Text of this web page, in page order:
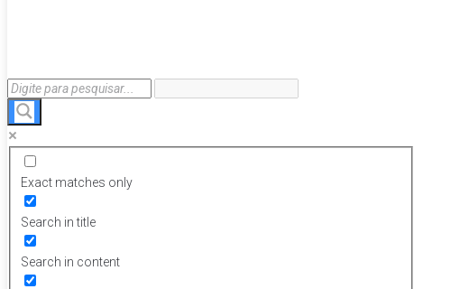
Exact matches only
Search in title
Search in content